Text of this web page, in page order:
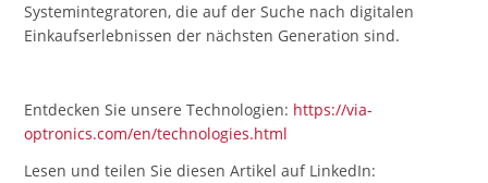
Systemintegratoren, die auf der Suche nach digitalen
Einkaufserlebnissen der nächsten Generation sind.
Entdecken Sie unsere Technologien: https://via-
optronics.com/en/technologies.html
Lesen und teilen Sie diesen Artikel auf LinkedIn: